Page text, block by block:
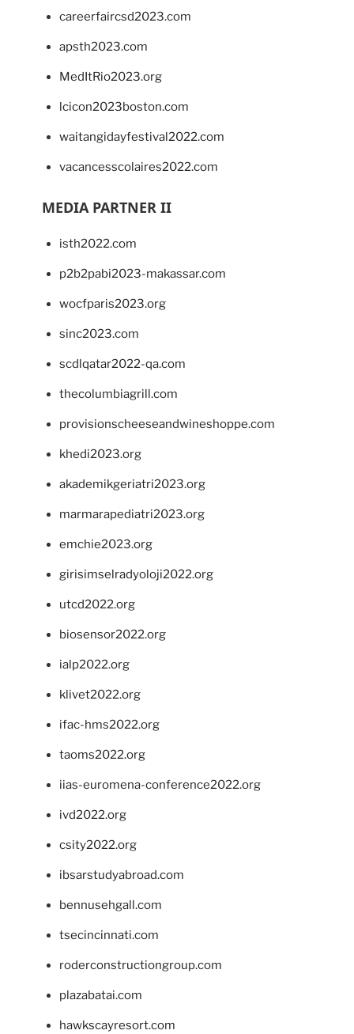
careerfaircsd2023.com
apsth2023.com
MedItRio2023.org
lcicon2023boston.com
waitangidayfestival2022.com
vacancesscolaires2022.com
MEDIA PARTNER II
isth2022.com
p2b2pabi2023-makassar.com
wocfparis2023.org
sinc2023.com
scdlqatar2022-qa.com
thecolumbiagrill.com
provisionscheeseandwineshoppe.com
khedi2023.org
akademikgeriatri2023.org
marmarapediatri2023.org
emchie2023.org
girisimselradyoloji2022.org
utcd2022.org
biosensor2022.org
ialp2022.org
klivet2022.org
ifac-hms2022.org
taoms2022.org
iias-euromena-conference2022.org
ivd2022.org
csity2022.org
ibsarstudyabroad.com
bennusehgall.com
tsecincinnati.com
roderconstructiongroup.com
plazabatai.com
hawkscayresort.com